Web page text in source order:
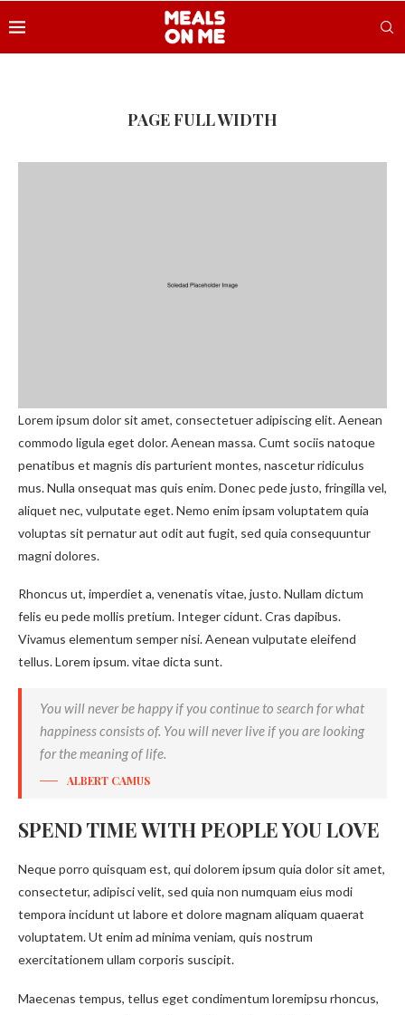
PAGE FULL WIDTH
Lorem ipsum dolor sit amet, consectetuer adipiscing elit. Aenean
commodo ligula eget dolor. Aenean massa. Cumt sociis natoque
penatibus et magnis dis parturient montes, nascetur ridiculus
mus. Nulla onsequat mas quis enim. Donec pede justo, fringilla vel,
aliquet nec, vulputate eget. Nemo enim ipsam voluptatem quia
voluptas sit pernatur aut odit aut fugit, sed quia consequuntur
magni dolores.
Rhoncus ut, imperdiet a, venenatis vitae, justo. Nullam dictum
felis eu pede mollis pretium. Integer cidunt. Cras dapibus.
Vivamus elementum semper nisi. Aenean vulputate eleifend
tellus. Lorem ipsum. vitae dicta sunt.
You will never be happy if you continue to search for what
happiness consists of. You will never live if you are looking
for the meaning of life.
ALBERT CAMUS
SPEND TIME WITH PEOPLE YOU LOVE
Neque porro quisquam est, qui dolorem ipsum quia dolor sit amet,
consectetur, adipisci velit, sed quia non numquam eius modi
tempora incidunt ut labore et dolore magnam aliquam quaerat
voluptatem. Ut enim ad minima veniam, quis nostrum
exercitationem ullam corporis suscipit.
Maecenas tempus, tellus eget condimentum loremipsu rhoncus,